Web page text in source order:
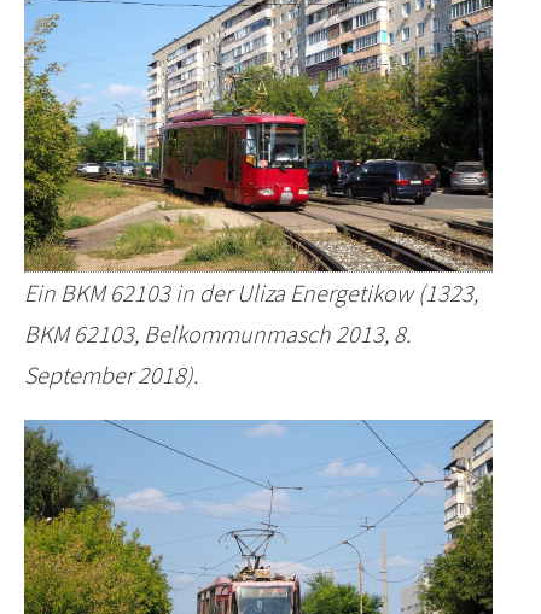
Ein BKM 62103 in der Uliza Energetikow (1323,
BKM 62103, Belkommunmasch 2013, 8.
September 2018).